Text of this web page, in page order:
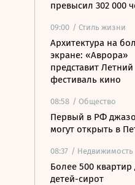
превысил 302 000
09:00 / Стиль жизни
Архитектура на
экране: «Аврора»
представит Летний
фестиваль кино
08:58 / Общество
Первый в РФ
могут открыть в
08:37 / Недвижимость
Более 500 квартир
детей-сирот